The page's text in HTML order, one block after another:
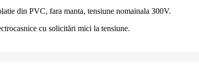
din PVC, fara manta, tensiune nomainala 300V.
cu solicitări mici la tensiune.